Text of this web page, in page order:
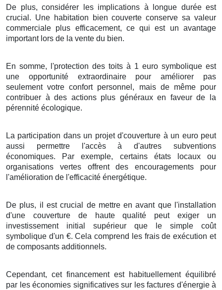
De plus, considérer les implications à longue duréeest
crucial . Une habitation biencouverte conserve savaleur
commerciale plus efficacement, ce qui est unavantage
importantlors de la vente du bien.
En somme, l'protection des toits à 1 euro symbolique est
une opportunité extraordinairepouraméliorer
pas
seulementvotreconfort personnel , mais de mêmepour
contribuer à des actionsplus générauxen faveur de la
pérennité écologique.
La participation dans un projetd'couverture à un europeut
aussi
permettrel'accès à d'autressubventions
économiques. Par exemple, certains états locauxou
organisations
vertesoffrent desencouragements pour
l'amélioration de l'efficacité énergétique.
De plus, il estcrucial de mettre en avantque l'installation
d'une couverturede haute qualité peutexiger un
investissementinitial supérieur que le simple coût
symbolique d'un €. Celacomprend les fraisdeexécution et
de composants additionnels.
Cependant, cet financementest habituellement équilibré
par les économies significativessur les factures d'énergieà